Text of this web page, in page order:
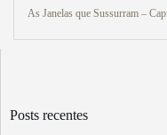
As Janelas que Sussurram –
Posts recentes